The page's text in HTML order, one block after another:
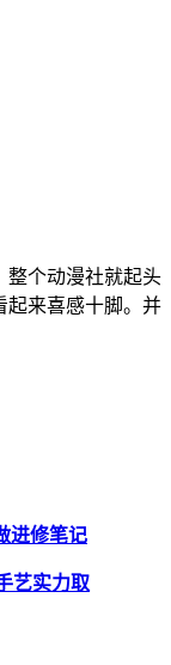
整个动漫社就起头
起来喜感十脚。并
进修笔记
艺实力取